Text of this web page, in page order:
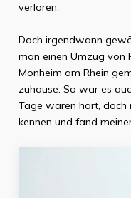
verloren.
Doch irgendwann
man einen Umzug von
Monheim am Rhein
zuhause. So war es
Tage waren hart, doch
kennen und fand